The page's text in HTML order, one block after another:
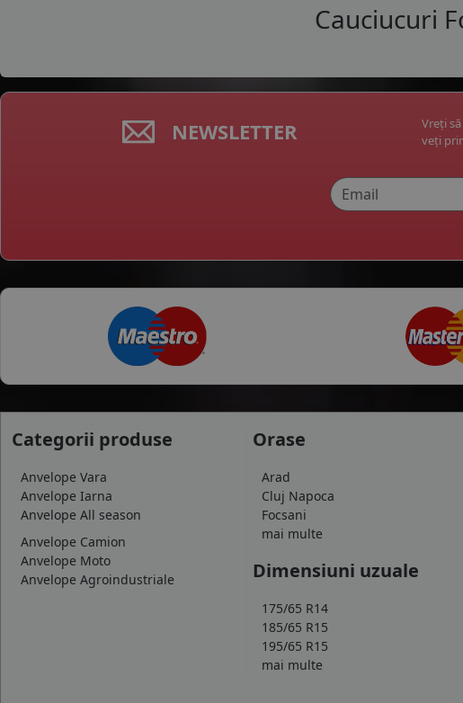
TRANSMATE
ZEETEX
Cauciucuri
NEWSLETTER
Vreți
veți
Categorii produse
Anvelope Vara
Anvelope Iarna
Anvelope All season
Anvelope Camion
Anvelope Moto
Anvelope Agroindustriale
Orase
Arad
Cluj Napoca
Focsani
mai multe
Dimensiuni uzuale
175/65 R14
185/65 R15
195/65 R15
mai multe